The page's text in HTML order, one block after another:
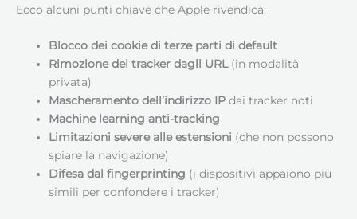
Ecco alcuni punti chiave che Apple rivendica:
Blocco dei cookie di terze parti di default
Rimozione dei tracker dagli URL(in modalità
privata)
Mascheramento dell’indirizzo IP dai tracker noti
Machine learning anti-tracking
Limitazioni severe alle estensioni (che non possono
spiare la navigazione)
Difesa dal fingerprinting (i dispositivi appaiono più
simili per confondere i tracker)